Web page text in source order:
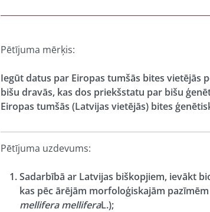
Pētījuma mērķis:
Iegūt datus par Eiropas tumšās bites vietējās
bišu dravās, kas dos priekšstatu par bišu
Eiropas tumšās (Latvijas vietējās) bites
Pētījuma uzdevums:
Sadarbībā ar Latvijas biškopjiem, ievākt
kas pēc ārējām morfoloģiskajām
mellifera melliferaL.);